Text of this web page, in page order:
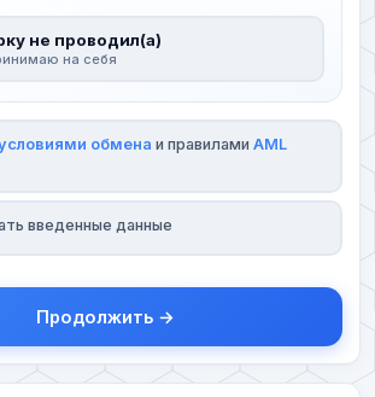
не проводил(а)
на себя
обмена и правилами AML
введенные данные
Продолжить →